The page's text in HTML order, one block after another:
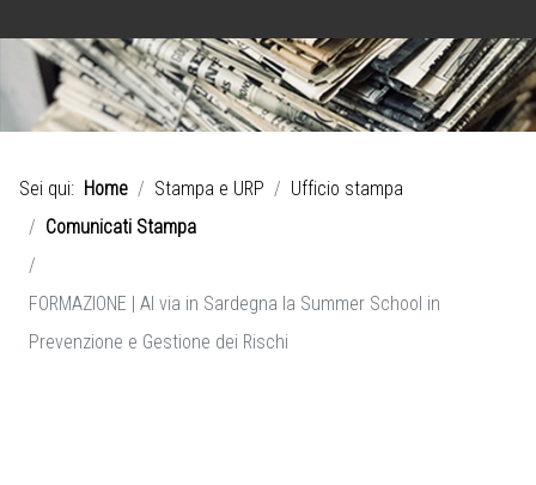
Sei qui: Home Stampa e URP
Ufficio stampa
Comunicati Stampa
FORMAZIONE | Al via in Sardegna la Summer School in
Prevenzione e Gestione dei Rischi